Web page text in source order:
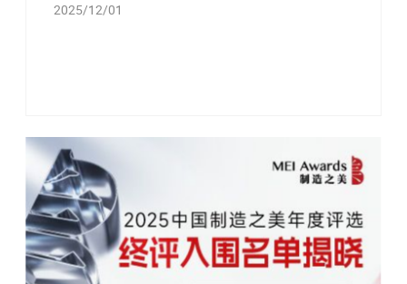
2025/12/01